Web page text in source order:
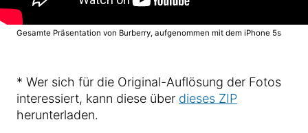
Gesamte Präsentation von Burberry, aufgenommen mit dem iPhone 5s
* Wer sich für die Original-Auflösung der Fotos
interessiert, kann diese über dieses ZIP
herunterladen.